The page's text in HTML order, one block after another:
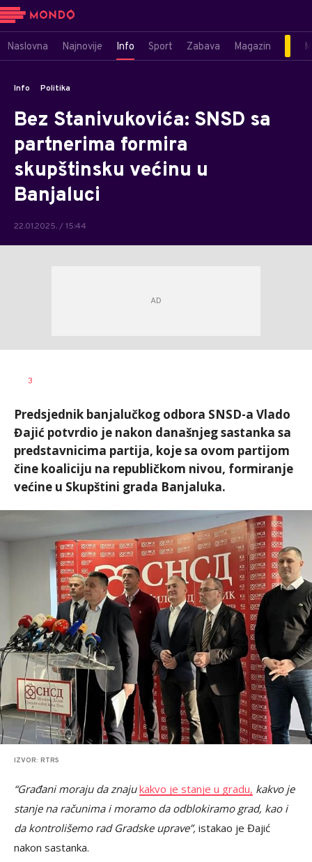
Naslovna Najnovije Info Sport Zabava Magazin
Info Politika
Bez Stanivukovića: SNSD sa
partnerima formira
skupštinsku većinu u
Banjaluci
22.01.2025. / 15:44
AUTOR
3
Predsjednik banjalučkog odbora SNSD-a Vlado
Đajić potvrdio je nakon današnjeg sastanka sa
predstavnicima partija, koje sa ovom partijom
čine koaliciju na republičkom nivou, formiranje
većine u Skupštini grada Banjaluka.
IZVOR: RTRS
“Građani moraju da znajukakvo je stanje u gradu, kakvo je
stanje na računima i moramo da odblokiramo grad, kao i
da kontrolišemo rad Gradske uprave”, istakao je Đajić
nakon sastanka.